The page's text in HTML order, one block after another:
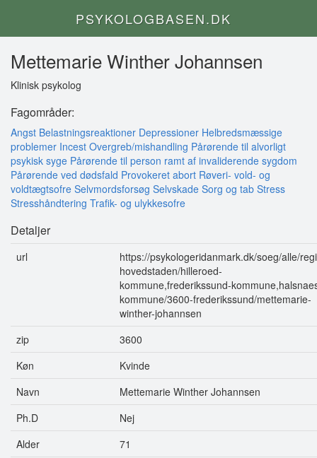
PSYKOLOGBASEN.DK
Mettemarie Winther Johannsen
Klinisk psykolog
Fagområder:
Angst Belastningsreaktioner Depressioner Helbredsmæssige
problemer Incest Overgreb/mishandling Pårørende til alvorligt
psykisk syge Pårørende til person ramt af invaliderende sygdom
Pårørende ved dødsfald Provokeret abort Røveri- vold- og
voldtægtsofre Selvmordsforsøg Selvskade Sorg og tab Stress
Stresshåndtering Trafik- og ulykkesofre
Detaljer
url
https://psykologeridanmark.dk/soeg/alle/
hovedstaden/hilleroed-
kommune,frederikssund-
kommune/3600-frederikssund/mettemarie-
winther-johannsen
zip
3600
Køn
Kvinde
Navn
Mettemarie Winther Johannsen
Ph.D
Nej
Alder
71